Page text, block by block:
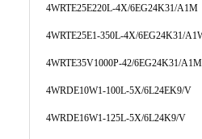
4WRTE25E220L-4X/6EG24K31/A1M
4WRTE25E1-350L-4X/6EG24K31/
4WRTE35V1000P-42/6EG24K31/
4WRDE10W1-100L-5X/6L24EK9/V
4WRDE16W1-125L-5X/6L24K9/V